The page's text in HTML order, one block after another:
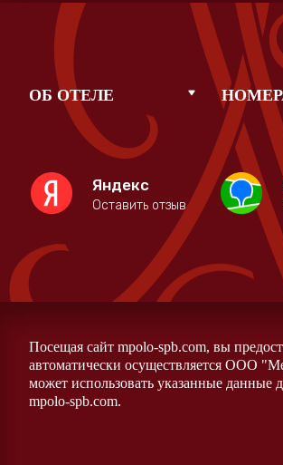
ОБ ОТЕЛЕ
Яндекс
Оставить отзыв
Посещая сайт mpolo-spb.com, вы
автоматически осуществляется ООО
может использовать указанные данные
mpolo-spb.com.